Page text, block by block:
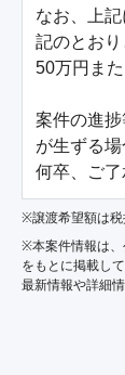
なお、上
記のとおり
50万円ま
案件の進
が生ずる場
何卒、ご了
※譲渡希望額は税
※本案件情報は、
をもとに掲載して
最新情報や詳細